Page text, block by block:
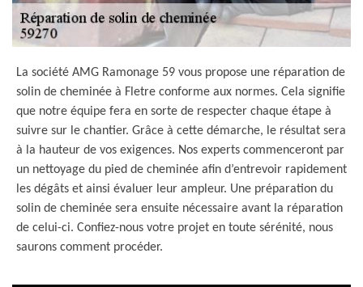
La société AMG Ramonage 59 vous propose une réparation de
solin de cheminée à Fletre conforme aux normes. Cela signifie
que notre équipe fera en sorte de respecter chaque étape à
suivre sur le chantier. Grâce à cette démarche, le résultat sera
à la hauteur de vos exigences. Nos experts commenceront par
un nettoyage du pied de cheminée afin d’entrevoir rapidement
les dégâts et ainsi évaluer leur ampleur. Une préparation du
solin de cheminée sera ensuite nécessaire avant la réparation
de celui-ci. Confiez-nous votre projet en toute sérénité, nous
saurons comment procéder.